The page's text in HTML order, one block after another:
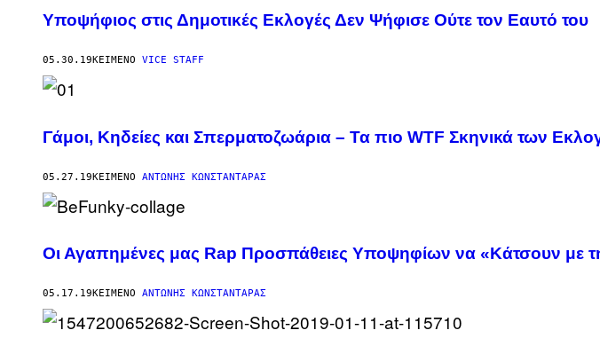
Υποψήφιος στις Δημοτικές Εκλογές Δεν Ψήφισε Ούτε τον Εαυτό του
05.30.19ΚΕΊΜΕΝΟ VICE STAFF
Γάμοι, Κηδείες και Σπερματοζωάρια – Τα πιο WTF Σκηνικά των
05.27.19ΚΕΊΜΕΝΟ ΑΝΤΏΝΗΣ ΚΩΝΣΤΑΝΤΆΡΑΣ
Οι Αγαπημένες μας Rap Προσπάθειες Υποψηφίων να «Κάτσουν με
05.17.19ΚΕΊΜΕΝΟ ΑΝΤΏΝΗΣ ΚΩΝΣΤΑΝΤΆΡΑΣ